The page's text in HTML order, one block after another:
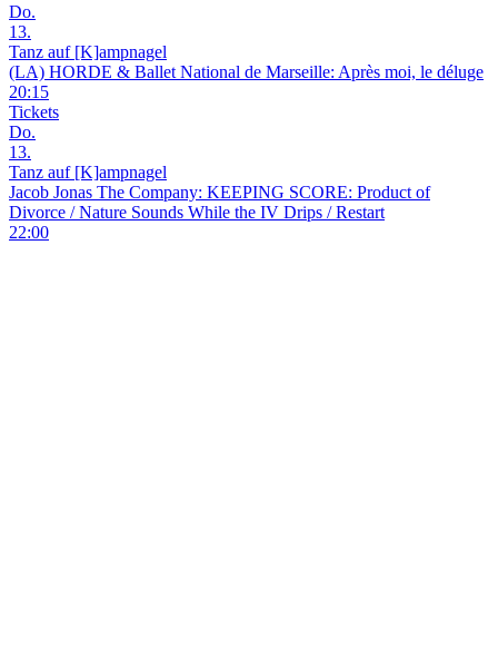
Do.
13.
Tanz auf [K]ampnagel
(LA) HORDE & Ballet National de Marseille: Après moi, le déluge
20:15
Tickets
Do.
13.
Tanz auf [K]ampnagel
Jacob Jonas The Company: KEEPING SCORE: Product of
Divorce / Nature Sounds While the IV Drips / Restart
22:00